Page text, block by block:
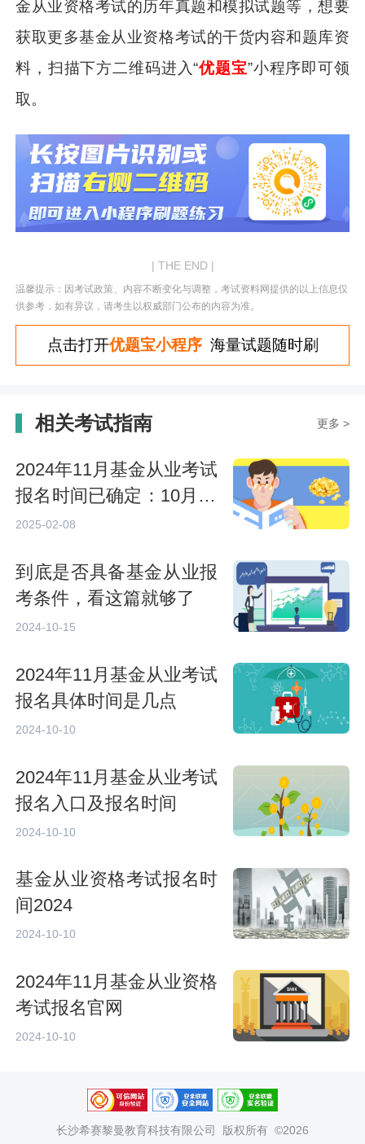
金从业资格考试的历年真题和模拟试题等，想要
获取更多基金从业资格考试的干货内容和题库资
料，扫描下方二维码进入“优题宝”小程序即可领
取。
| THE END |
温馨提示：因考试政策、内容不断变化与调整，考试资料网提供的以上信息仅
供参考，如有异议，请考生以权威部门公布的内容为准。
点击打开优题宝小程序海量试题随时刷
相关考试指南 更多 >
2024年11月基金从业考试
报名时间已确定：10月16
日开启报名
2025-02-08
到底是否具备基金从业报
考条件，看这篇就够了
2024-10-15
2024年11月基金从业考试
报名具体时间是几点
2024-10-10
2024年11月基金从业考试
报名入口及报名时间
2024-10-10
基金从业资格考试报名时
间2024
2024-10-10
2024年11月基金从业资格
考试报名官网
2024-10-10
长沙希赛黎曼教育科技有限公司 版权所有 ©2026